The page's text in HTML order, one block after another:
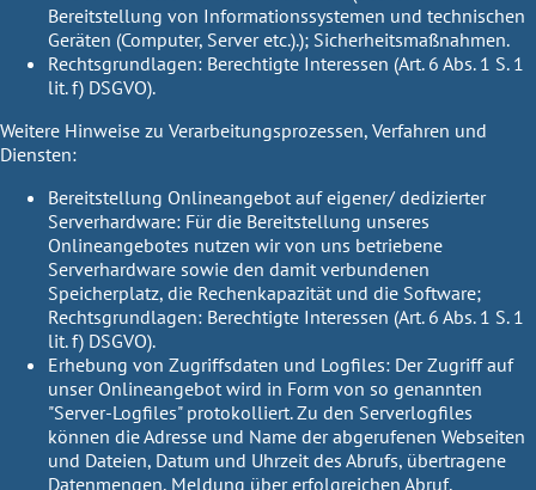
Bereitstellung von Informationssystemen und technischen
Geräten (Computer, Server etc.).); Sicherheitsmaßnahmen.
Rechtsgrundlagen: Berechtigte Interessen (Art. 6 Abs. 1 S. 1
lit. f) DSGVO).
Weitere Hinweise zu Verarbeitungsprozessen, Verfahren und
Diensten:
Bereitstellung Onlineangebot auf eigener/ dedizierter
Serverhardware: Für die Bereitstellung unseres
Onlineangebotes nutzen wir von uns betriebene
Serverhardware sowie den damit verbundenen
Speicherplatz, die Rechenkapazität und die Software;
Rechtsgrundlagen: Berechtigte Interessen (Art. 6 Abs. 1 S. 1
lit. f) DSGVO).
Erhebung von Zugriffsdaten und Logfiles: Der Zugriff auf
unser Onlineangebot wird in Form von so genannten
"Server-Logfiles" protokolliert. Zu den Serverlogfiles
können die Adresse und Name der abgerufenen Webseiten
und Dateien, Datum und Uhrzeit des Abrufs, übertragene
Datenmengen, Meldung über erfolgreichen Abruf,